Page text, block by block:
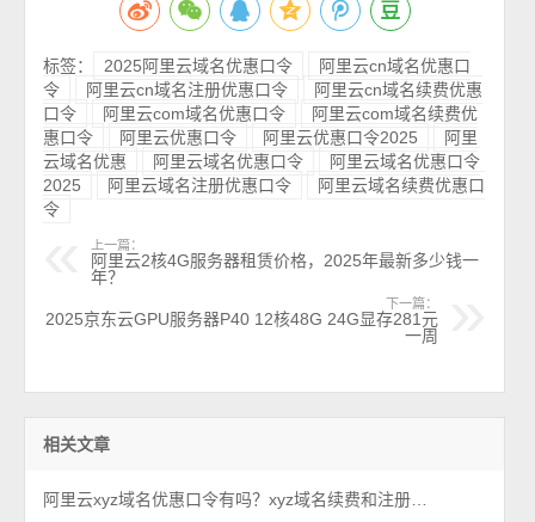
标签： 2025阿里云域名优惠口令
阿里云cn域名优惠口
令
阿里云cn域名注册优惠口令
阿里云cn域名续费优惠
口令
阿里云com域名优惠口令
阿里云com域名续费优
惠口令
阿里云优惠口令 阿里云优惠口令2025
阿里
云域名优惠
阿里云域名优惠口令
阿里云域名优惠口令
2025
阿里云域名注册优惠口令
阿里云域名续费优惠口
令
上一篇：
阿里云2核4G服务器租赁价格，2025年最新多少钱一
年？
下一篇：
2025京东云GPU服务器P40 12核48G 24G显存281元
一周
相关文章
阿里云xyz域名优惠口令有吗？xyz域名续费和注册使用